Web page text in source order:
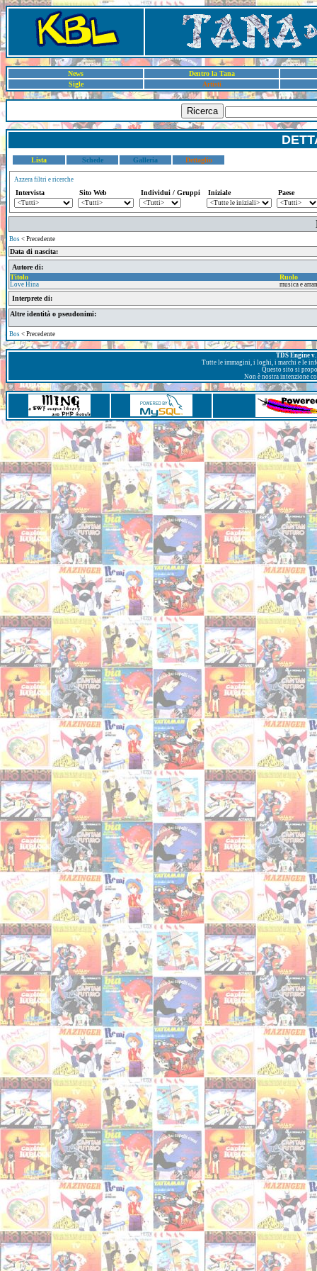
News
Dentro la Tana
Sigle
Artisti
Ricerca
Lista Schede Galleria Dettaglio
Azzera filtri e ricerche
Intervista Sito Web Individui / Gruppi Iniziale Paese
Bos < Precedente
Data di nascita:
Autore di:
Titolo
Ruolo
Love Hina musica e
Interprete di:
Altre identità o pseudonimi:
Bos < Precedente
TDS Engine
Tutte le immagini, i loghi, i marchi e le
Questo sito si
Non è nostra intenzione